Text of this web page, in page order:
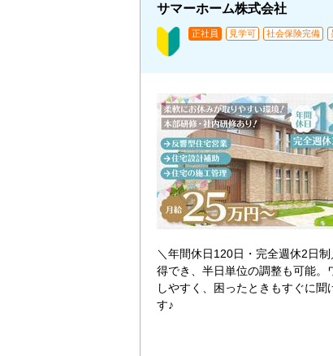
サマーホーム株式会社
正社員 見学可 社会保険完備
＼年間休日120日・完全週休2日
得でき、半日単位の調整も可能。
しやすく、困ったときもすぐに聞
す♪